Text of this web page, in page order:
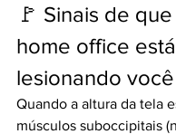
🚩 Sinais de
home office está
lesionando você
Quando a altura da tela
músculos suboccipitais